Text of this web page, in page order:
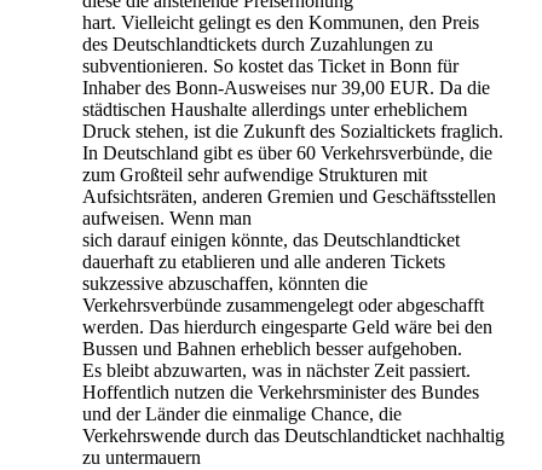
hart. Vielleicht gelingt es den Kommunen, den Preis
des Deutschlandtickets durch Zuzahlungen zu
subventionieren. So kostet das Ticket in Bonn für
Inhaber des Bonn-Ausweises nur 39,00 EUR. Da die
städtischen Haushalte allerdings unter erheblichem
Druck stehen, ist die Zukunft des Sozialtickets fraglich.
In Deutschland gibt es über 60 Verkehrsverbünde, die
zum Großteil sehr aufwendige Strukturen mit
Aufsichtsräten, anderen Gremien und Geschäftsstellen
aufweisen. Wenn man
sich darauf einigen könnte, das Deutschlandticket
dauerhaft zu etablieren und alle anderen Tickets
sukzessive abzuschaffen, könnten die
Verkehrsverbünde zusammengelegt oder abgeschafft
werden. Das hierdurch eingesparte Geld wäre bei den
Bussen und Bahnen erheblich besser aufgehoben.
Es bleibt abzuwarten, was in nächster Zeit passiert.
Hoffentlich nutzen die Verkehrsminister des Bundes
und der Länder die einmalige Chance, die
Verkehrswende durch das Deutschlandticket nachhaltig
zu untermauern